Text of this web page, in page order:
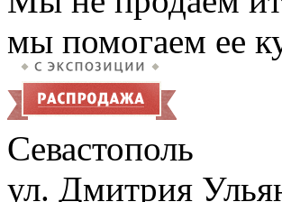
мы помогаем ее
Севастополь
ул. Дмитрия